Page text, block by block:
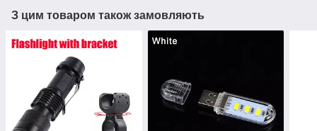
З цим товаром також замовляють